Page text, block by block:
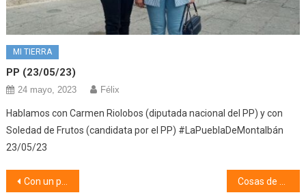
MI TIERRA
PP (23/05/23)
24 mayo, 2023 Félix
Hablamos con Carmen Riolobos (diputada nacional del PP) y con
Soledad de Frutos (candidata por el PP) #LaPueblaDeMontalbán
23/05/23
Navegación
Con un par de pelotas (01/06/26)